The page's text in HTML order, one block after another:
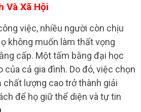
Và Xã Hội
việc, nhiều người còn chịu
không muốn làm thất vọng
cấp. Một tấm bằng đại học
của cả gia đình. Do đó, việc chọn
chất lượng cao trở thành giải
để họ giữ thể diện và tự tin